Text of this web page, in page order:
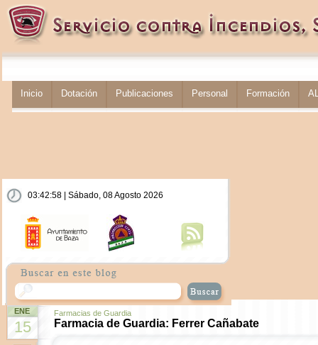
Inicio Dotación Publicaciones Personal Formación
03:42:58 | Sábado, 08 Agosto 2026
ENE
15
Farmacias de Guardia
Farmacia de Guardia: Ferrer Cañabate